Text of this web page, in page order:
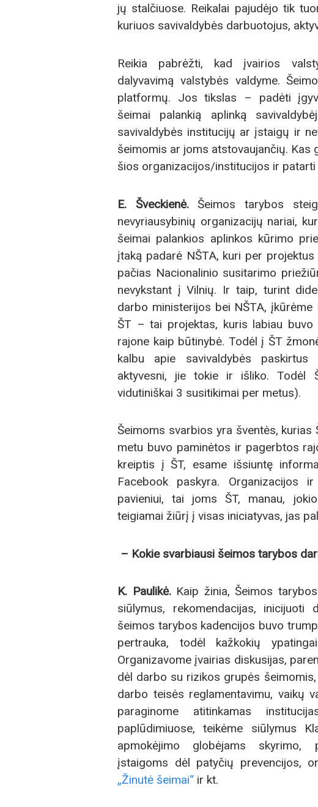
jų stalčiuose. Reikalai pajudėjo tik
kuriuos savivaldybės darbuotojus,
Reikia pabrėžti, kad įvairios
dalyvavimą valstybės valdyme.
platformų. Jos tikslas – padėti
šeimai palankią aplinką
savivaldybės institucijų ar įstaigų ir
šeimomis ar joms atstovaujančių. Kas
šios organizacijos/institucijos ir
E. Šveckienė.Šeimos tarybos
nevyriausybinių organizacijų nariai,
šeimai palankios aplinkos kūrimo
įtaką padarė NŠTA, kuri per
pačias Nacionalinio susitarimo
nevykstant į Vilnių. Ir taip, turint
darbo ministerijos bei NŠTA, įkūrėme
ŠT – tai projektas, kuris labiau buvo
rajone kaip būtinybė. Todėl į ŠT
kalbu apie savivaldybės paskirtus
aktyvesni, jie tokie ir išliko. Todėl
vidutiniškai 3 susitikimai per metus).
Šeimoms svarbios yra šventės,
metu buvo paminėtos ir pagerbtos
kreiptis į ŠT, esame išsiuntę
Facebook paskyra. Organizacijos
pavieniui, tai joms ŠT, manau,
teigiamai žiūrį į visas iniciatyvas, jas
– Kokie svarbiausi šeimos tarybos
K. Paulikė.Kaip žinia, Šeimos
siūlymus, rekomendacijas, inicijuoti
šeimos tarybos kadencijos buvo
pertrauka, todėl kažkokių
Organizavome įvairias diskusijas,
dėl darbo su rizikos grupės
darbo teisės reglamentavimu, vaikų
paraginome atitinkamas
paplūdimiuose, teikėme siūlymus
apmokėjimo globėjams skyrimo,
įstaigoms dėl patyčių prevencijos,
„Žinutė šeimai“ ir kt.